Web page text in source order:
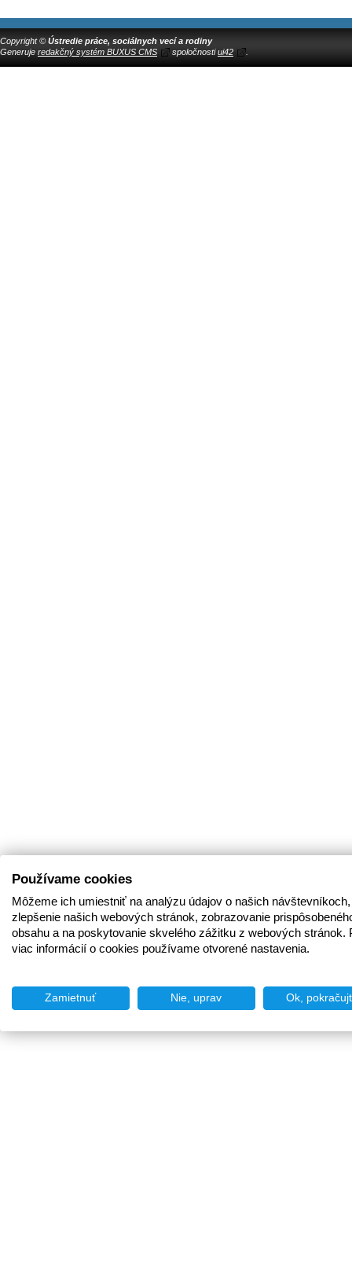
Copyright © Ústredie práce, sociálnych vecí a rodiny
Generuje redakčný systém BUXUS CMS spoločnostiui42
Používame cookies
Môžeme ich umiestniť na analýzu údajov o našich
zlepšenie našich webových stránok, zobrazovanie
obsahu a na poskytovanie skvelého zážitku z webových stránok.
viac informácií o cookies používame otvorené nastavenia.
Zamietnuť Nie, uprav Ok,